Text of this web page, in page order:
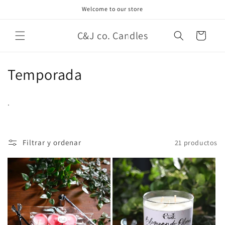
Welcome to our store
C&J co. Candles Carrito
C
c
i
ó
Temporada
.
Filtrar y ordenar 21 productos